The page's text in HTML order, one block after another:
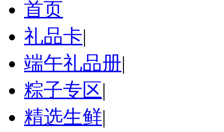
首页
礼品卡|
端午礼品册|
粽子专区|
精选生鲜|